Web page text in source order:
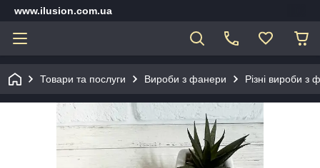
www.ilusion.com.ua
Товари та послуги Вироби з фанери Різні вироби з